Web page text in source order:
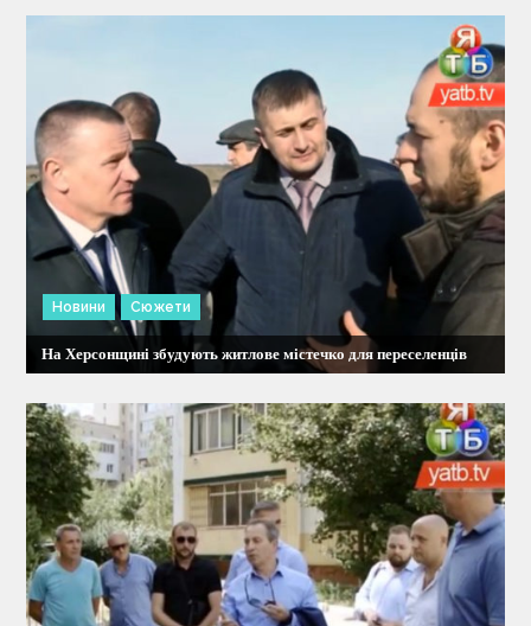
и
і
в
Новини Сюжети
На Херсонщині збудують житлове містечко для переселенців